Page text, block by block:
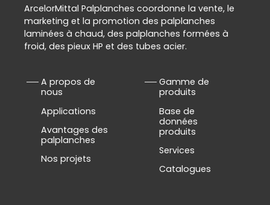
ArcelorMittal Palplanches coordonne la vente, le
marketing et la promotion des palplanches
laminées à chaud, des palplanches formées à
froid, des pieux HP et des tubes acier.
A propos de
nous
Applications
Avantages des
palplanches
Nos projets
Gamme de
produits
Base de
données
produits
Services
Catalogues